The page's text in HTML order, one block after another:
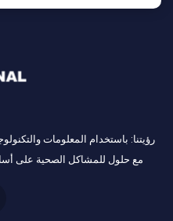
رؤيتنا: باستخدام المعلومات
مع حلول للمشاكل الصحية على